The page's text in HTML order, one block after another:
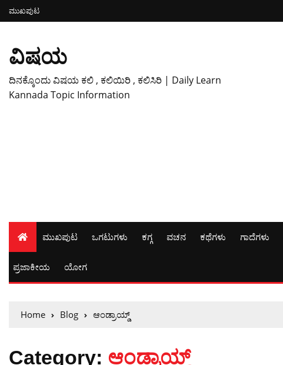
ಮುಖಪುಟ
ವಿಷಯ
ದಿನಕ್ಕೊಂದು ವಿಷಯ ಕಲಿ , ಕಲಿಯಿರಿ , ಕಲಿಸಿರಿ | Daily Learn
Kannada Topic Information
ಮುಖಪುಟ ಒಗಟುಗಳು ಕಗ್ಗ ವಚನ ಕಥೆಗಳು ಗಾದೆಗಳು
ಪ್ರಜಾಕೀಯ ಯೋಗ
Home Blog ಆಂಡ್ರಾಯ್ಡ್
Category: ಆಂಡ್ರಾಯ್ಡ್